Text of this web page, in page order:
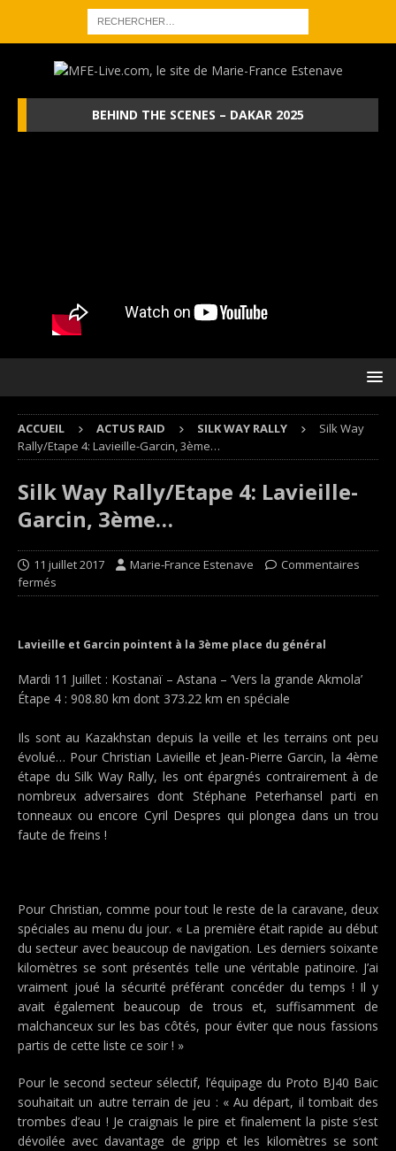
BEHIND THE SCENES – DAKAR 2025
ACCUEIL ACTUS RAID SILK WAY RALLY
Silk Way
Rally/Etape 4: Lavieille-Garcin, 3ème…
Silk Way Rally/Etape 4: Lavieille-
Garcin, 3ème…
11 juillet 2017 Marie-France Estenave
Commentaires
fermés
Lavieille et Garcin pointent à la 3ème place du général
Mardi 11 Juillet : Kostanaï – Astana – ‘Vers la grande Akmola’
Étape 4 : 908.80 km dont 373.22 km en spéciale
Ils sont au Kazakhstan depuis la veille et les terrains ont peu
évolué… Pour Christian Lavieille et Jean-Pierre Garcin, la 4ème
étape du Silk Way Rally, les ont épargnés contrairement à de
nombreux adversaires dont Stéphane Peterhansel parti en
tonneaux ou encore Cyril Despres qui plongea dans un trou
faute de freins !
Pour Christian, comme pour tout le reste de la caravane, deux
spéciales au menu du jour. « La première était rapide au début
du secteur avec beaucoup de navigation. Les derniers soixante
kilomètres se sont présentés telle une véritable patinoire. J’ai
vraiment joué la sécurité préférant concéder du temps ! Il y
avait également beaucoup de trous et, suffisamment de
malchanceux sur les bas côtés, pour éviter que nous fassions
partis de cette liste ce soir ! »
Pour le second secteur sélectif, l’équipage du Proto BJ40 Baic
souhaitait un autre terrain de jeu : « Au départ, il tombait des
trombes d’eau ! Je craignais le pire et finalement la piste s’est
dévoilée avec davantage de gripp et les kilomètres se sont